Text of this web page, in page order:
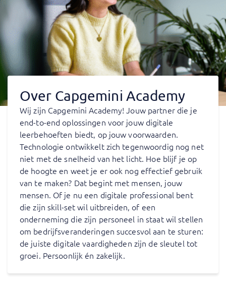
Over Capgemini Academy
Wij zijn Capgemini Academy! Jouw partner die je
end-to-end oplossingen voor jouw digitale
leerbehoeften biedt, op jouw voorwaarden.
Technologie ontwikkelt zich tegenwoordig nog net
niet met de snelheid van het licht. Hoe blijf je op
de hoogte en weet je er ook nog effectief gebruik
van te maken? Dat begint met mensen, jouw
mensen. Of je nu een digitale professional bent
die zijn skill-set wil uitbreiden, of een
onderneming die zijn personeel in staat wil stellen
om bedrijfsveranderingen succesvol aan te sturen:
de juiste digitale vaardigheden zijn de sleutel tot
groei. Persoonlijk én zakelijk.